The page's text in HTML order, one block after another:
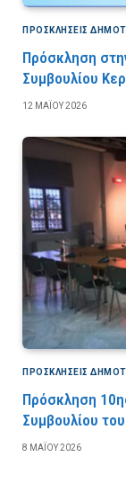
ΠΡΟΣΚΛΉΣΕΙΣ
Πρόσκληση
Συμβουλίου
12 ΜΑΪ́ΟΥ 2026
ΠΡΟΣΚΛΉΣΕΙΣ
Πρόσκληση
Συμβουλίου
8 ΜΑΪ́ΟΥ 2026